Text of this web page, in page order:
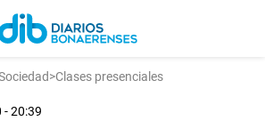
>Clases presenciales
- 20:39